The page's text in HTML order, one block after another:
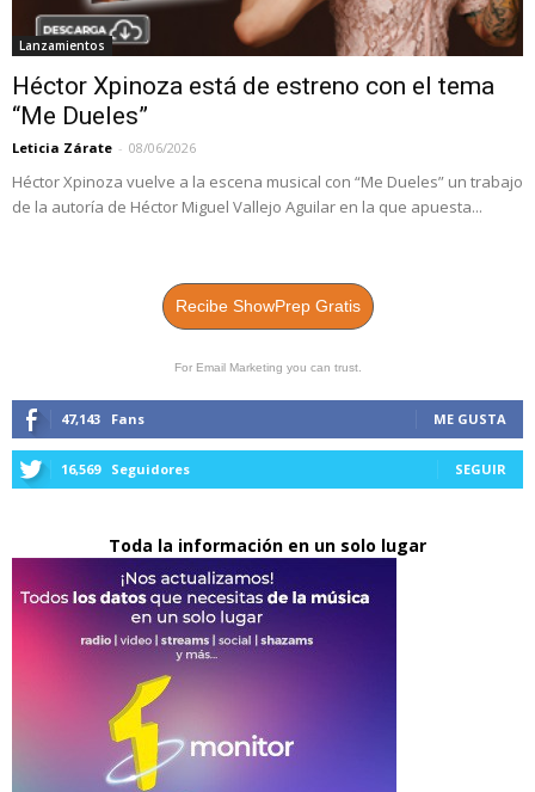
Lanzamientos
Héctor Xpinoza está de estreno con el tema
“Me Dueles”
Leticia Zárate - 08/06/2026
Héctor Xpinoza vuelve a la escena musical con “Me Dueles” un trabajo
de la autoría de Héctor Miguel Vallejo Aguilar en la que apuesta...
Recibe ShowPrep Gratis
For Email Marketing you can trust.
47,143 Fans ME GUSTA
16,569 Seguidores SEGUIR
Toda la información en un solo lugar